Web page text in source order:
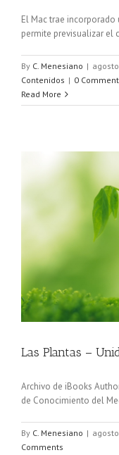
El Mac trae
permite previsualizar el
By C. Menesiano |
Contenidos | 0
Read More
Las Plantas –
Archivo de iBooks
de Conocimiento del
By C. Menesiano |
Comments